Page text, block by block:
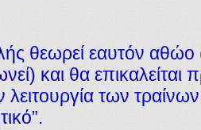
θεωρεί εαυτόν αθώο
και θα επικαλείται
των